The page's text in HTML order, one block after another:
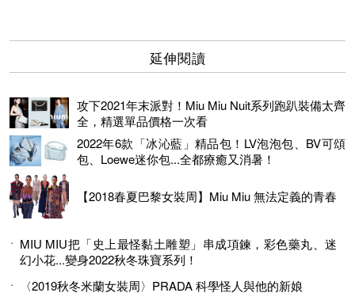
延伸閱讀
攻下2021年末派對！Miu Miu Nuit系列跑趴裝備太齊
全，精選單品價格一次看
2022年6款「冰沁藍」精品包！LV泡泡包、BV可頌
包、Loewe迷你包...全都療癒又消暑！
【2018春夏巴黎女裝周】Miu Miu 無法定義的青春
MIU MIU把「史上最怪黏土雕塑」串成項鍊，彩色藥丸、迷
幻小花...變身2022秋冬珠寶系列！
〈2019秋冬米蘭女裝周〉PRADA 科學怪人與他的新娘